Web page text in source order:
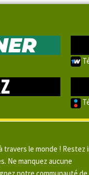
travers le monde ! Restez
Ne manquez aucune